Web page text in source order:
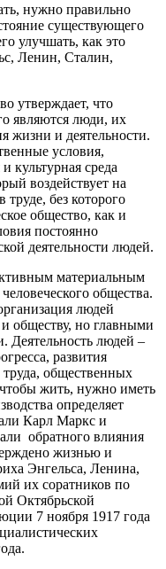
нужно правильно
существующего
улучшать, как это
Ленин, Сталин,
утверждает, что
являются люди, их
жизни и деятельности.
условия,
культурная среда
воздействует на
без которого
общество, как и
постоянно
деятельности людей.
материальным
общества.
людей
обществу, но главными
Деятельность людей –
развития
труда, общественных
жить, нужно иметь
определяет
Карл Маркс и
обратного влияния
жизнью и
Энгельса, Ленина,
их соратников по
Октябрьской
7 ноября 1917 года